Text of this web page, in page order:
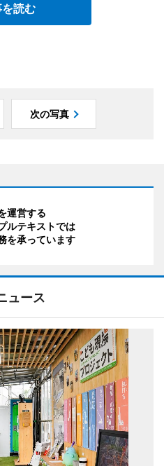
読む
次の写真
運営する
ルテキストでは
を承っています
ュース